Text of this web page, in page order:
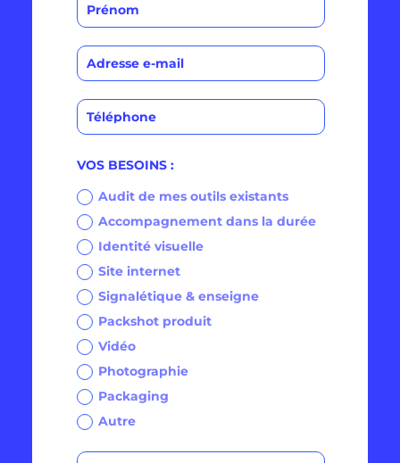
VOS BESOINS :
Audit de mes outils existants
Accompagnement dans la durée
Identité visuelle
Site internet
Signalétique & enseigne
Packshot produit
Vidéo
Photographie
Packaging
Autre